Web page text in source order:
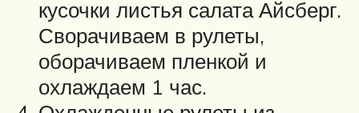
кусочки листья салата Айсберг.
Сворачиваем в рулеты,
оборачиваем пленкой и
охлаждаем 1 час.